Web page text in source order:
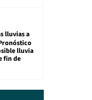
lluvias a
lluvia
fin de